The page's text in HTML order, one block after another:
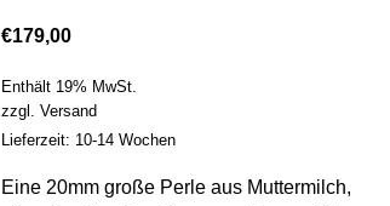
€179,00
Enthält 19% MwSt.
zzgl. Versand
Lieferzeit: 10-14 Wochen
Eine 20mm große Perle aus Muttermilch,